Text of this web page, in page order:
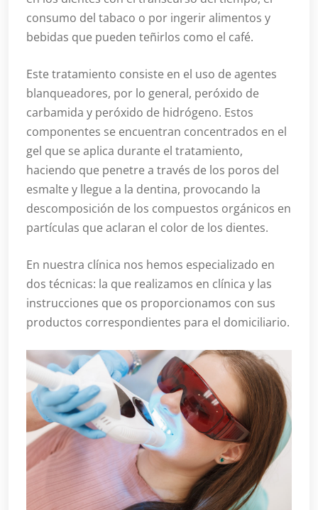
consumo del tabaco o por ingerir alimentos y
bebidas que pueden teñirlos como el café.
Este tratamiento consiste en el uso de agentes
blanqueadores, por lo general, peróxido de
carbamida y peróxido de hidrógeno. Estos
componentes se encuentran concentrados en el
gel que se aplica durante el tratamiento,
haciendo que penetre a través de los poros del
esmalte y llegue a la dentina, provocando la
descomposición de los compuestos orgánicos en
partículas que aclaran el color de los dientes.
En nuestra clínica nos hemos especializado en
dos técnicas: la que realizamos en clínica y las
instrucciones que os proporcionamos con sus
productos correspondientes para el domiciliario.